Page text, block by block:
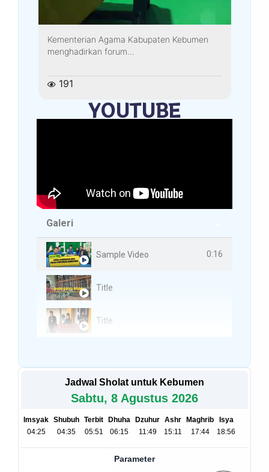
Kementerian Agama Kabupaten Kebumen
menghadirkan forum...
191
YOUTUBE
Galeri
Sample Video 0:16
Title
Title